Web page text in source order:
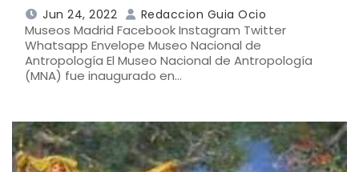
Jun 24, 2022 Redaccion Guia Ocio
Museos Madrid Facebook Instagram Twitter
Whatsapp Envelope Museo Nacional de
Antropología El Museo Nacional de Antropología
(MNA) fue inaugurado en…